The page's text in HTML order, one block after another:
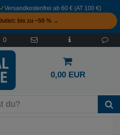
✓Versandkostenfrei ab 60 € (AT 100 €)
bis zu −50 % →
0
0,00 EUR